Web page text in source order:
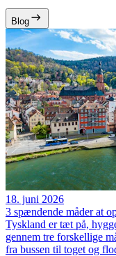
Blog
18. juni 2026
3 spændende måder at
Tyskland er tæt på,
gennem tre forskellige
fra bussen til toget og